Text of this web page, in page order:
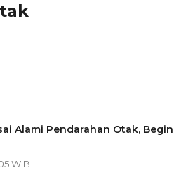
Alami Pendarahan Otak,
WIB